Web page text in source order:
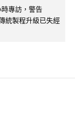
專訪，警告
統製程升級已失經